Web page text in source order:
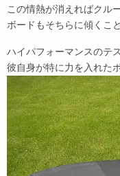
この情熱が消えればクル
ボードもそちらに傾くこ
ハイパフォーマンスのテ
彼自身が特に力を入れた